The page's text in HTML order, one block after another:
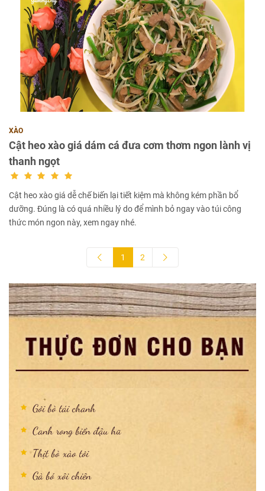
XÀO
Cật heo xào giá dám cá đưa cơm thơm ngon lành vị
thanh ngọt
Cật heo xào giá dễ chế biến lại tiết kiệm mà không kém phần bổ
dưỡng. Đúng là có quá nhiều lý do để mình bỏ ngay vào túi công
thức món ngon này, xem ngay nhé.
1 2
Gỏi bò tái chanh
Canh rong biển đậu hũ
Thịt bò xào tỏi
Gà bó xôi chiên